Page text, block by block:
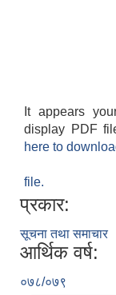
It appears
display PDF
here to
file.
प्रकार:
सूचना तथा समाचार
आर्थिक वर्ष:
०७८/०७९